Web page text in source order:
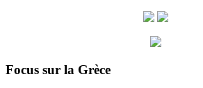
Focus sur la Grèce